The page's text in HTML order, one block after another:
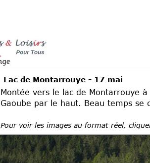
Lac de Montarrouye - 17 mai
Montée vers le lac de Montarrouye
Gaoube par le haut. Beau temps se
Pour voir les images au format réel,